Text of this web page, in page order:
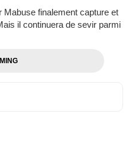
finalement capture et
il continuera de sevir parmi